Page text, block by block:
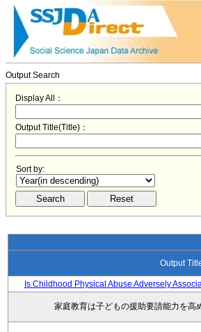
Output Search
Display All：
Output Title(Title)：
Sort by:
Output
Is Childhood Physical Abuse Adversely
家庭教育は子どもの援助要請能力を高